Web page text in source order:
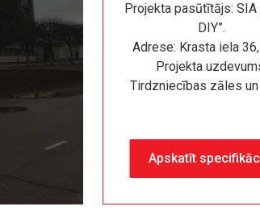
Projekta pasūtītājs: SIA
DIY”.
Adrese: Krasta iela
Projekta
Tirdzniecības zāles
Apskatīt